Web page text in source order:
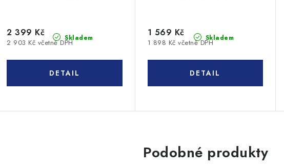
Skladem
2 903 Kč včetně DPH
2 399 Kč Skladem
1 898 Kč včetně DPH
1 569 Kč
Podobné produkty